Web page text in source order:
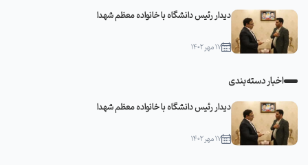
دیدار رئیس دانشگاه با خانواده معظم شهدا
۱۷ مهر ۱۴۰۲
اخبار دسته‌بندی
دیدار رئیس دانشگاه با خانواده معظم شهدا
۱۷ مهر ۱۴۰۲